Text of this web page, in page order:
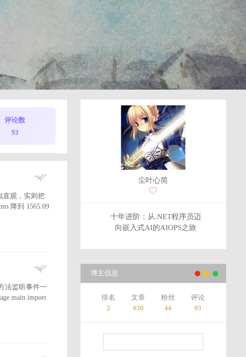
评论数
93
直观，实则把
降到 1565.09
法监听事件一
main import
尘叶心简
十年进阶：从.NET程序员迈
向嵌入式AI的AIOPS之旅
博主信息
排名
2
文章
630
粉丝
44
评论
93